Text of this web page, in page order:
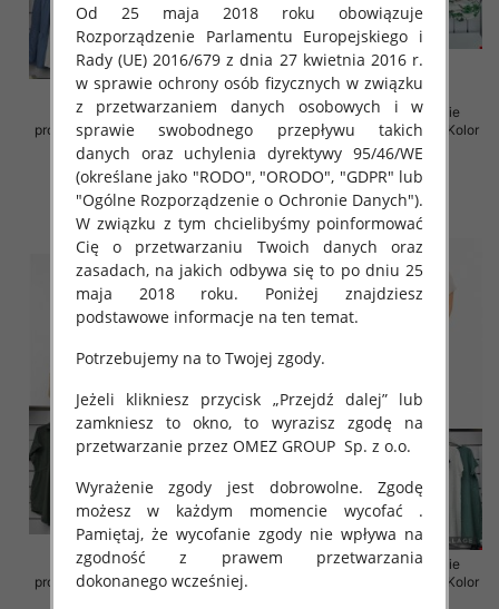
Spódnice damskie (Włoskie
produkt) Roz Standard, Mix Kolor
Paczka 5 szt
35.00 zł
szczegóły
Sukienki damskie (Włoskie
produkt) Roz Standard, Mix Kolor
Paczka 5 szt
35.00 zł
szczegóły
Sukienki damskie (Włoskie
produkt) Roz Standard, Mix Kolor
Sukienki damskie (Włoskie
produkt) Roz Standard, Mix Kolor
Od 25 maja 2018 roku obowiązuje
Rozporządzenie Parlamentu Europejskiego i
Rady (UE) 2016/679 z dnia 27 kwietnia 2016 r.
w sprawie ochrony osób fizycznych w związku
z przetwarzaniem danych osobowych i w
sprawie swobodnego przepływu takich
danych oraz uchylenia dyrektywy 95/46/WE
(określane jako "RODO", "ORODO", "GDPR" lub
"Ogólne Rozporządzenie o Ochronie Danych").
W związku z tym chcielibyśmy poinformować
Cię o przetwarzaniu Twoich danych oraz
zasadach, na jakich odbywa się to po dniu 25
maja 2018 roku. Poniżej znajdziesz
podstawowe informacje na ten temat.
Potrzebujemy na to Twojej zgody.
Jeżeli klikniesz przycisk „Przejdź dalej” lub
zamkniesz to okno, to wyrazisz zgodę na
przetwarzanie przez OMEZ GROUP Sp. z o.o.
Wyrażenie zgody jest dobrowolne. Zgodę
możesz w każdym momencie wycofać .
Pamiętaj, że wycofanie zgody nie wpływa na
zgodność z prawem przetwarzania
dokonanego wcześniej.